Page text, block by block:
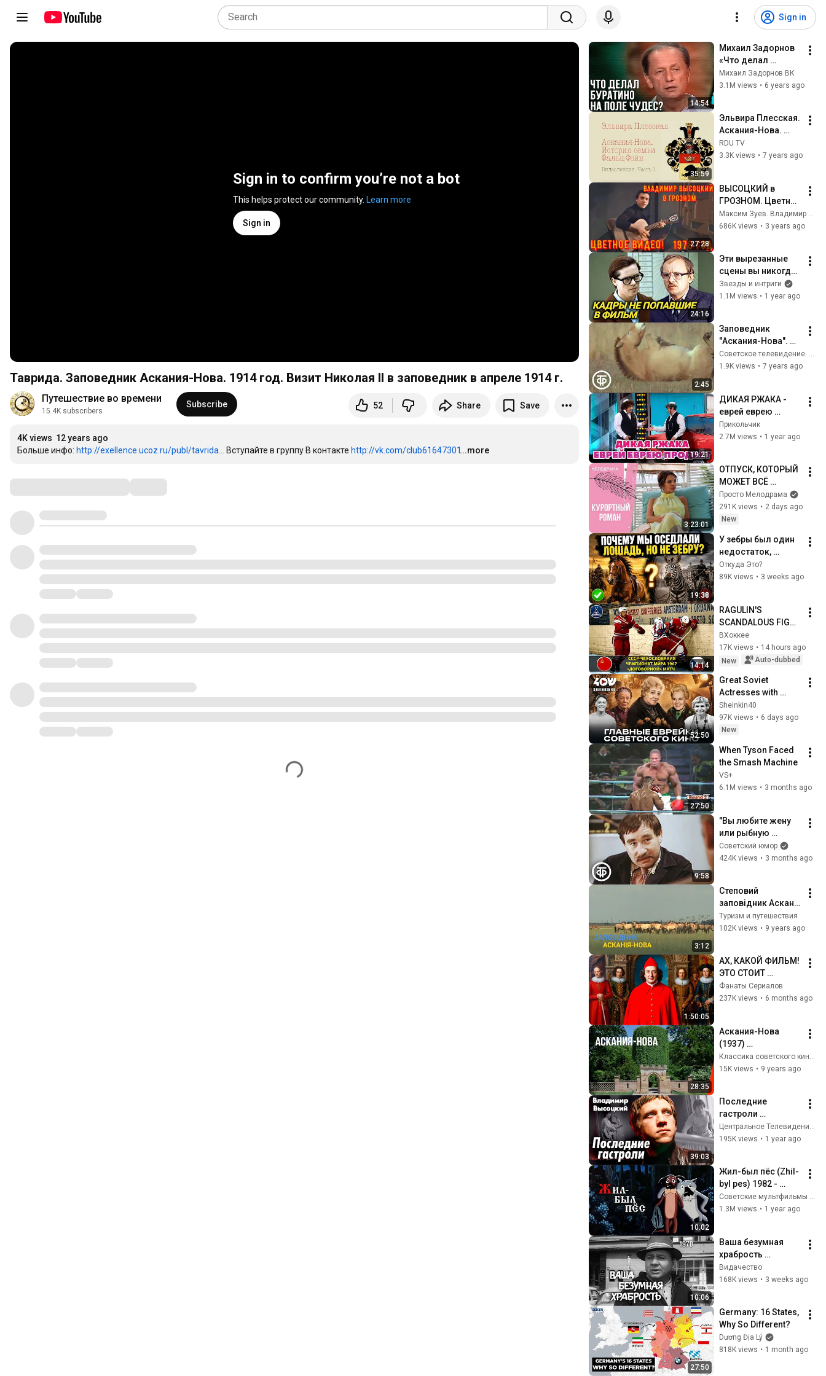
Sign in
Sign in to confirm you’re not a bot
This helps protect our community. Learn more
Sign in
Таврида. Заповедник Аскания-Нова. 1914 год. Визит Николая II в заповедник в апреле 1914 г.
Путешествие во времени
15.4K subscribers
Subscribe 52 Share Save
4K views 12 years ago
Больше инфо: http://exellence.ucoz.ru/publ/tavrida... Вступайте в группу В контакте http://vk.com/club61647301...more
14:54
Михаил Задорнов
«Что делал
Буратино на поле
чудес?»
Михаил Задорнов ВК
3.1M views • 6 years ago
35:59
Эльвира Плесская.
Аскания-Нова.
История семьи
Фальц-Фейн.
RDU TV
3.3K views • 7 years ago
27:28
ВЫСОЦКИЙ в
ГРОЗНОМ. Цветное
видео! 1978 год.
Редкое видео!
686K views • 3 years ago
24:16
Эти вырезанные
сцены вы никогда
не увидите в
"Служебном
Звезды и интриги
1.1M views • 1 year ago
2:45
Заповедник
"Аскания-Нова".
Дикие копытные
(1970)
Советское телевидение. ГОСТЕЛЕРАДИОФОНД
1.9K views • 7 years ago
19:21
ДИКАЯ РЖАКА -
еврей еврею
продаёт машину
Прикольчик
2.7M views • 1 year ago
3:23:01
ОТПУСК, КОТОРЫЙ
МОЖЕТ ВСЁ
ИЗМЕНИТЬ!
Курортный роман.
Все серии
Просто Мелодрама
291K views • 2 days ago
New
19:38
У зебры был один
недостаток,
который всё
изменил
Откуда Это?
89K views • 3 weeks ago
14:14
RAGULIN'S
SCANDALOUS FIGHT
WITH THE CZECHS
AND FIRSOV'S
STUNNING MATCH!
1967 Worl...
ВХоккее
17K views • 14 hours ago
New
Auto-dubbed
52:50
Great Soviet
Actresses with
Jewish Roots:
Ranevskaya, Peltzer,
Bystritskaya. Faina
Sheinkin40
97K views • 6 days ago
New
27:50
When Tyson Faced
the Smash Machine
VS+
6.1M views • 3 months ago
9:58
"Вы любите жену
или рыбную
ловлю?" Михаил
Светин в комедии
Советский юмор
424K views • 3 months ago
3:12
Степовий
заповідник Асканія
- Нова - Справжнє
українське сафарі
Туризм и путешествия
102K views • 9 years ago
1:50:05
АХ, КАКОЙ ФИЛЬМ!
ЭТО СТОИТ
ПОСМОТРЕТЬ ИЗ
УВАЖЕНИЯ К СЕБЕ,
КРАСОТЕ В КИНО!
Фанаты Сериалов
237K views • 6 months ago
28:35
Аскания-Нова
(1937)
документальный
фильм
15K views • 9 years ago
39:03
Последние
гастроли
Высоцкого |  За что
барда не любили и
артисты
Центральное Телевидение
195K views • 1 year ago
10:02
Жил-был пёс (Zhil-
byl pes) 1982 -
Советские
мультфильмы -
Союзмультфильм
Советские мультфильмы - Золотая коллекция СССР
1.3M views • 1 year ago
10:06
Ваша безумная
храбрость
(короткометражн
ый фильм, 1970)
Видачество
168K views • 3 weeks ago
27:50
Germany: 16 States,
Why So Different?
Dương Địa Lý
818K views • 1 month ago